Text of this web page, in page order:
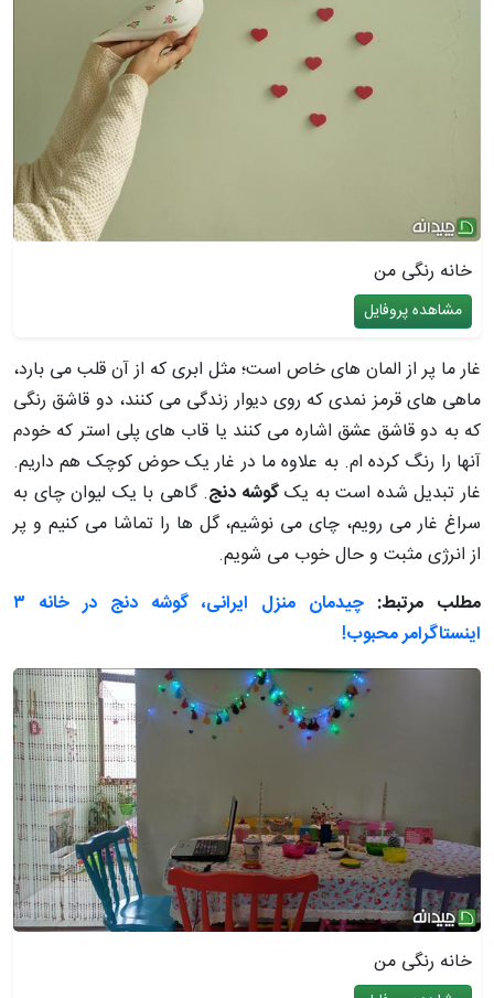
خانه رنگی من
مشاهده پروفایل
غار ما پر از المان های خاص است؛ مثل ابری که از آن قلب می بارد،
ماهی های قرمز نمدی که روی دیوار زندگی می کنند، دو قاشق رنگی
که به دو قاشق عشق اشاره می کنند یا قاب های پلی استر که خودم
آنها را رنگ کرده ام. به علاوه ما در غار یک حوض کوچک هم داریم.
غار تبدیل شده است به یکگوشه دنج. گاهی با یک لیوان چای به
سراغ غار می رویم، چای می نوشیم، گل ها را تماشا می کنیم و پر
از انرژی مثبت و حال خوب می شویم.
مطلب مرتبط:
چیدمان منزل ایرانی، گوشه دنج در خانه ۳
اینستاگرامر محبوب!
خانه رنگی من